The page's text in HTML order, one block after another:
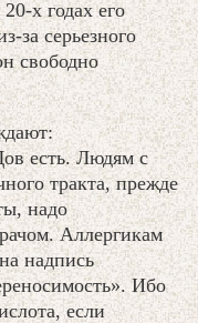
х годах его
за серьезного
свободно
есть. Людям с
тракта, прежде
надо
Аллергикам
надпись
Ибо
если